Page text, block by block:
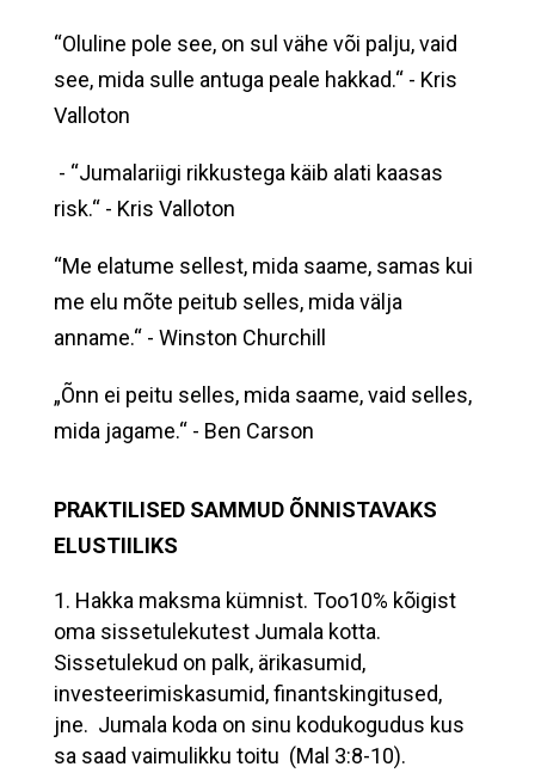
“Oluline pole see, on sul vähe või palju, vaid
see, mida sulle antuga peale hakkad.“ - Kris
Valloton
- “Jumalariigi rikkustega käib alati kaasas
risk.“ - Kris Valloton
“Me elatume sellest, mida saame, samas kui
me elu mõte peitub selles, mida välja
anname.“ - Winston Churchill
„Õnn ei peitu selles, mida saame, vaid selles,
mida jagame.“ - Ben Carson
PRAKTILISED SAMMUD ÕNNISTAVAKS
ELUSTIILIKS
Hakka maksma kümnist. Too10% kõigist
oma sissetulekutest Jumala kotta.
Sissetulekud on palk, ärikasumid,
investeerimiskasumid, finantskingitused,
jne. Jumala koda on sinu kodukogudus kus
sa saad vaimulikku toitu (Mal 3:8-10).